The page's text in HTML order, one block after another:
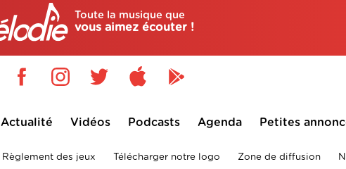
Toute la musique que
vous aimez écouter !
Actualité Vidéos Podcasts Agenda Petites
Règlement des jeux Télécharger notre logo Zone de diffusion